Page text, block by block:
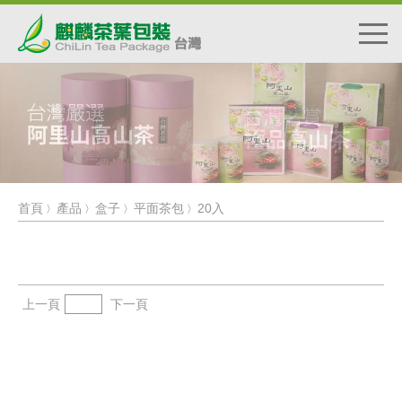
首頁 〉 產品 〉 盒子 〉 平面茶包 〉 20入
上一頁 下一頁